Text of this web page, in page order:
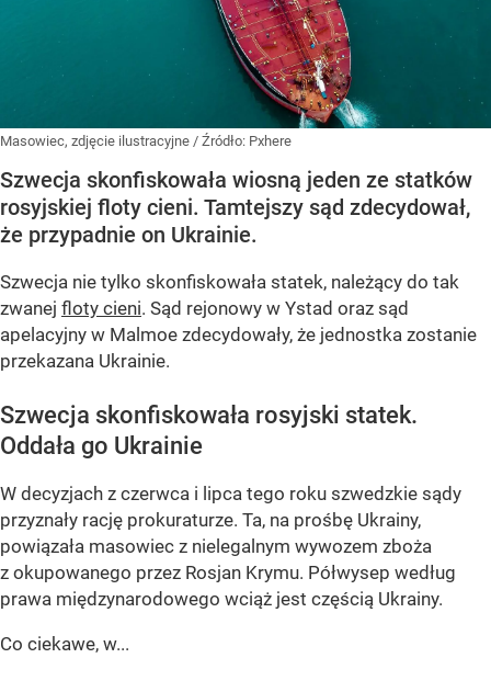
Masowiec, zdjęcie ilustracyjne / Źródło: Pxhere
Szwecja skonfiskowała wiosną jeden ze statków
rosyjskiej floty cieni. Tamtejszy sąd zdecydował,
że przypadnie on Ukrainie.
Szwecja nie tylko skonfiskowała statek, należący do tak
zwanej floty cieni. Sąd rejonowy w Ystad oraz sąd
apelacyjny w Malmoe zdecydowały, że jednostka zostanie
przekazana Ukrainie.
Szwecja skonfiskowała rosyjski statek.
Oddała go Ukrainie
W decyzjach z czerwca i lipca tego roku szwedzkie sądy
przyznały rację prokuraturze. Ta, na prośbę Ukrainy,
powiązała masowiec z nielegalnym wywozem zboża
z okupowanego przez Rosjan Krymu. Półwysep według
prawa międzynarodowego wciąż jest częścią Ukrainy.
Co ciekawe, w...